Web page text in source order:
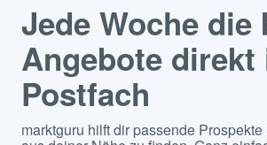
Jede Woche die
Angebote direkt
Postfach
marktguru hilft dir passende